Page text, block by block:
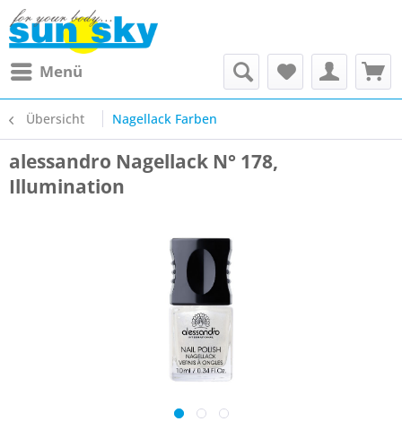
Menü
Übersicht Nagellack Farben
alessandro Nagellack N° 178,
Illumination